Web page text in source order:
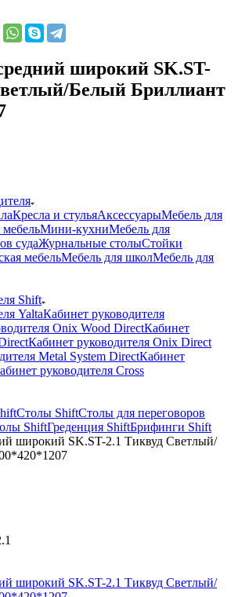
широкий SK.ST-
Белый Бриллиант
Кресла и стульяАксессуарыМебель для
Мини-кухниМебель для
судаЖурнальные столыСтойки
мебельМебель для школМебель для
Shift
YaltaКабинет руководителя
Onix Wood DirectКабинет
Кабинет руководителя Onix Direct
Metal System DirectКабинет
руководителя Cross
Столы ShiftСтолы для переговоров
ShiftГреденция ShiftБрифинги Shift
широкий SK.ST-2.1 Тиквуд Светлый/